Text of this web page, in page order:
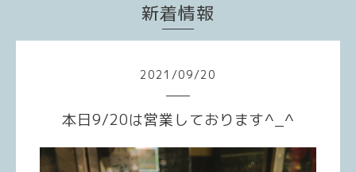
新着情報
2021 /09/20
本日9/20は営業しております^_^